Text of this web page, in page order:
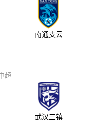
南通支云
超
武汉三镇